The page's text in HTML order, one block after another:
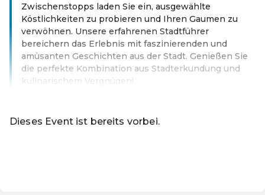
Zwischenstopps laden Sie ein, ausgewählte
Köstlichkeiten zu probieren und Ihren Gaumen zu
verwöhnen. Unsere erfahrenen Stadtführer
bereichern das Erlebnis mit faszinierenden und
amüsanten Geschichten aus der Stadt. Genießen Sie
die perfekte Kombination aus Stadterkundung und
kulinarischem Vergnügen!
Dieses Event ist bereits vorbei.